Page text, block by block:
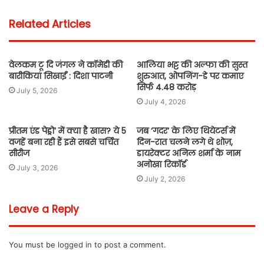
Related Articles
वेलकम टू दि जंगल ने कॉमेडी की
बारीकियां सिखाईं : दिशा पाटनी
July 5, 2026
आलिया भट्ट की अल्फा की सुस्त
शुरुआत, ओपनिंग-डे पर कमाए
सिर्फ 4.48 करोड़
July 4, 2026
प्रीतम एंड पेड्रो’ में क्या है खास? ये 5
वजहें बना रही हैं इसे सबसे चर्चित
सीरीज
July 3, 2026
जब ‘गदर’ के लिए थियेटर्स में
दिन-रात चलने लगे थे शोज़,
डायरेक्टर अनिल शर्मा के नाम
अनोखा रिकॉर्ड
July 2, 2026
Leave a Reply
You must be logged in to post a comment.